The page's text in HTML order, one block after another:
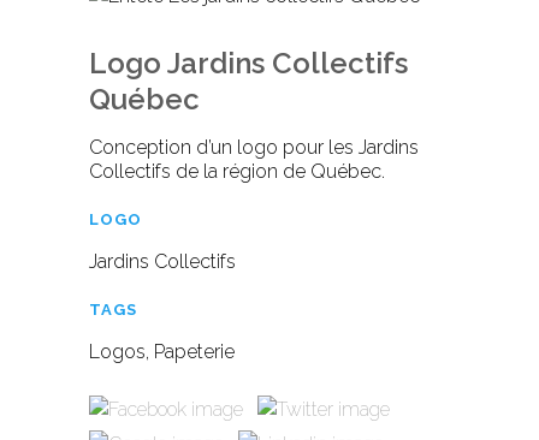
Logo Jardins Collectifs
Québec
Conception d’un logo pour les Jardins
Collectifs de la région de Québec.
LOGO
Jardins Collectifs
TAGS
Logos, Papeterie